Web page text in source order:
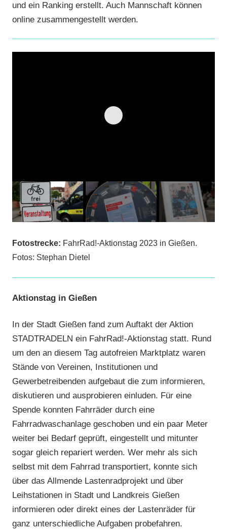
und ein Ranking erstellt. Auch Mannschaft können
online zusammengestellt werden.
Fotostrecke: FahrRad!-Aktionstag 2023 in Gießen.
Fotos: Stephan Dietel
Aktionstag in Gießen
In der Stadt Gießen fand zum Auftakt der Aktion
STADTRADELN ein FahrRad!-Aktionstag statt. Rund
um den an diesem Tag autofreien Marktplatz waren
Stände von Vereinen, Institutionen und
Gewerbetreibenden aufgebaut die zum informieren,
diskutieren und ausprobieren einluden. Für eine
Spende konnten Fahrräder durch eine
Fahrradwaschanlage geschoben und ein paar Meter
weiter bei Bedarf geprüft, eingestellt und mitunter
sogar gleich repariert werden. Wer mehr als sich
selbst mit dem Fahrrad transportiert, konnte sich
über das Allmende Lastenradprojekt und über
Leihstationen in Stadt und Landkreis Gießen
informieren oder direkt eines der Lastenräder für
ganz unterschiedliche Aufgaben probefahren.